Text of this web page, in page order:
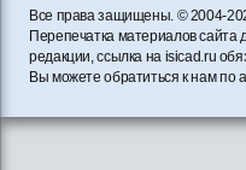
Все права защищены. © 2004-
Перепечатка материалов сайта
редакции, ссылка на isicad.ru
Вы можете обратиться к нам по